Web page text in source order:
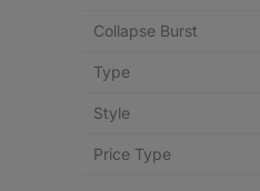
Collapse Burst
Type
Style
Price Type